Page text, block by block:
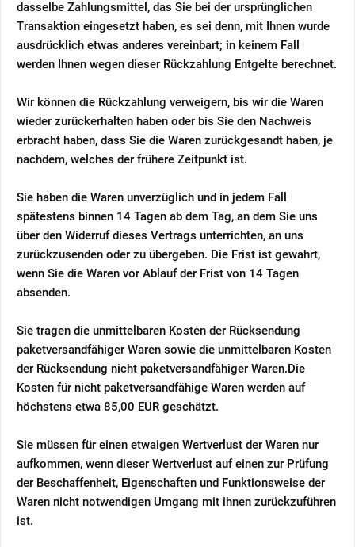
dasselbe Zahlungsmittel, das Sie bei der ursprünglichen
Transaktion eingesetzt haben, es sei denn, mit Ihnen wurde
ausdrücklich etwas anderes vereinbart; in keinem Fall
werden Ihnen wegen dieser Rückzahlung Entgelte berechnet.
Wir können die Rückzahlung verweigern, bis wir die Waren
wieder zurückerhalten haben oder bis Sie den Nachweis
erbracht haben, dass Sie die Waren zurückgesandt haben, je
nachdem, welches der frühere Zeitpunkt ist.
Sie haben die Waren unverzüglich und in jedem Fall
spätestens binnen 14 Tagen ab dem Tag, an dem Sie uns
über den Widerruf dieses Vertrags unterrichten, an uns
zurückzusenden oder zu übergeben. Die Frist ist gewahrt,
wenn Sie die Waren vor Ablauf der Frist von 14 Tagen
absenden.
Sie tragen die unmittelbaren Kosten der Rücksendung
paketversandfähiger Waren sowie die unmittelbaren Kosten
der Rücksendung nicht paketversandfähiger Waren.Die
Kosten für nicht paketversandfähige Waren werden auf
höchstens etwa 85,00 EUR geschätzt.
Sie müssen für einen etwaigen Wertverlust der Waren nur
aufkommen, wenn dieser Wertverlust auf einen zur Prüfung
der Beschaffenheit, Eigenschaften und Funktionsweise der
Waren nicht notwendigen Umgang mit ihnen zurückzuführen
ist.